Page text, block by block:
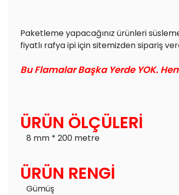
Paketleme yapacağınız ürünleri
fiyatlı rafya ipi için sitemizden sipariş
Bu Flamalar Başka Yerde YOK.
ÜRÜN ÖLÇÜLERİ
8 mm * 200 metre
ÜRÜN RENGİ
Gümüş